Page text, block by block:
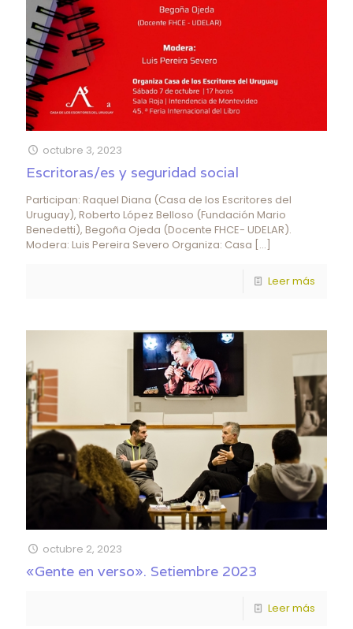
octubre 3, 2023
Escritoras/es y seguridad social
Participan: Raquel Diana (Casa de los Escritores del
Uruguay), Roberto López Belloso (Fundación Mario
Benedetti), Begoña Ojeda (Docente FHCE- UDELAR).
Modera: Luis Pereira Severo Organiza: Casa […]
Leer más
octubre 2, 2023
«Gente en verso». Setiembre 2023
Leer más